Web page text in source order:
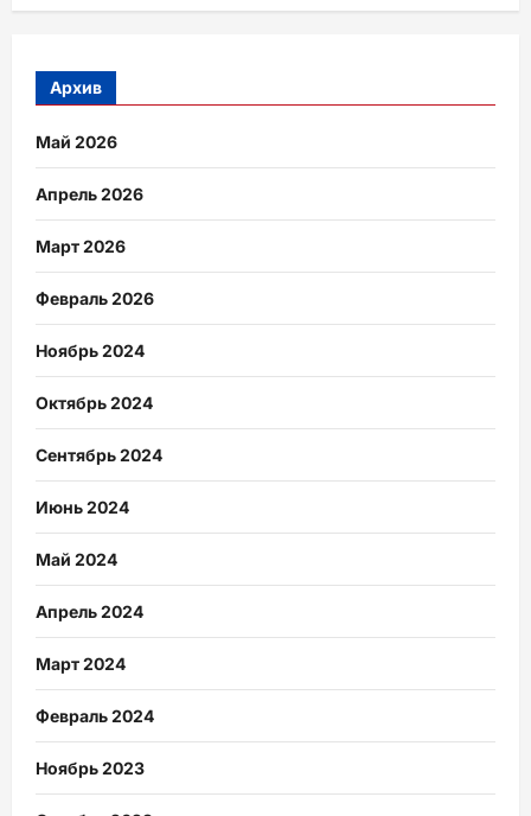
Архив
Май 2026
Апрель 2026
Март 2026
Февраль 2026
Ноябрь 2024
Октябрь 2024
Сентябрь 2024
Июнь 2024
Май 2024
Апрель 2024
Март 2024
Февраль 2024
Ноябрь 2023